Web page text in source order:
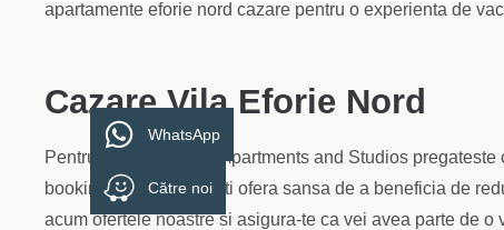
apartamente eforie nord cazare pentru o experienta de
Cazare Vila Eforie Nord
Pentru 2026, Serenity Apartments and Studios
booking si last minute iti ofera sansa de a beneficia de
acum ofertele noastre si asigura-te ca vei avea parte de o
WhatsApp
Către noi